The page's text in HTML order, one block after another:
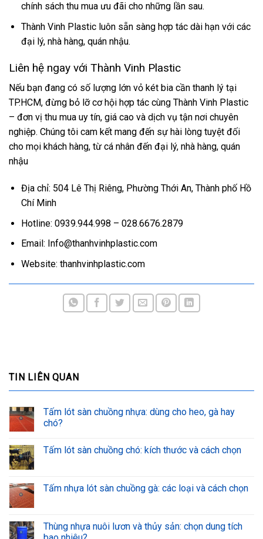
chính sách thu mua ưu đãi cho những lần sau.
Thành Vinh Plastic luôn sẵn sàng hợp tác dài hạn với các
đại lý, nhà hàng, quán nhậu.
Liên hệ ngay với Thành Vinh Plastic
Nếu bạn đang có số lượng lớn vỏ két bia cần thanh lý tại
TP.HCM, đừng bỏ lỡ cơ hội hợp tác cùng Thành Vinh Plastic
– đơn vị thu mua uy tín, giá cao và dịch vụ tận nơi chuyên
nghiệp. Chúng tôi cam kết mang đến sự hài lòng tuyệt đối
cho mọi khách hàng, từ cá nhân đến đại lý, nhà hàng, quán
nhậu
Địa chỉ: 504 Lê Thị Riêng, Phường Thới An, Thành phố Hồ
Chí Minh
Hotline: 0939.944.998 – 028.6676.2879
Email: Info@thanhvinhplastic.com
Website: thanhvinhplastic.com
TIN LIÊN QUAN
Tấm lót sàn chuồng nhựa: dùng cho heo, gà hay
chó?
Tấm lót sàn chuồng chó: kích thước và cách chọn
Tấm nhựa lót sàn chuồng gà: các loại và cách chọn
Thùng nhựa nuôi lươn và thủy sản: chọn dung tích